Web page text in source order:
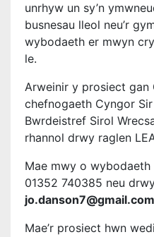
unrhyw un sy’n
busnesau lleol neu’r
wybodaeth er mwyn
le.
Arweinir y prosiect gan
chefnogaeth Cyngor
Bwrdeistref Sirol
rhannol drwy raglen
Mae mwy o
01352 740385 neu
Mae’r prosiect hwn